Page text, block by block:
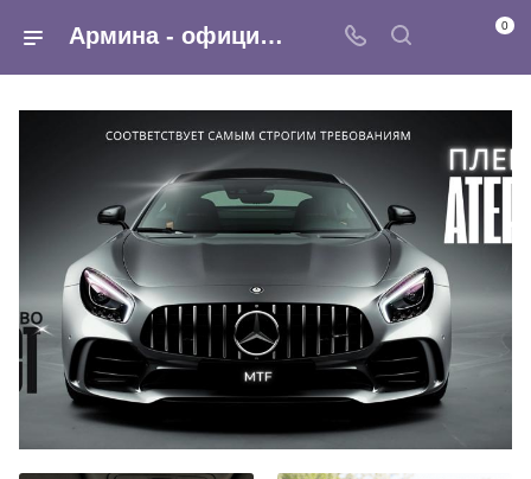
Армина - официальный сайт интернет-магазина по продаже автоаксессуаров оптом 0